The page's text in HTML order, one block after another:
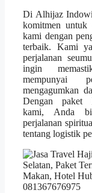
Di Alhijaz
komitmen untuk
kami dengan
terbaik. Kami
perjalanan
ingin
mempunyai
mengagumkan
Dengan paket
kami, Anda
perjalanan
tentang logistik